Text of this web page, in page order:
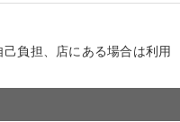
負担、店にある場合は利用